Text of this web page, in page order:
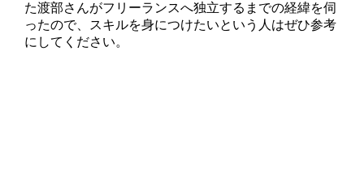
た渡部さんがフリーランスへ独立するまでの経緯を伺
ったので、スキルを身につけたいという人はぜひ参考
にしてください。